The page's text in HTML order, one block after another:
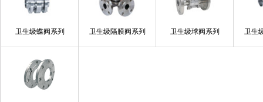
卫生级蝶阀系列 卫生级隔膜阀系列 卫生级球阀系列 卫生